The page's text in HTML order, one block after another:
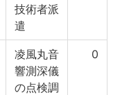
技術者派
遣
凌風丸音
響測深儀
の点検調
0